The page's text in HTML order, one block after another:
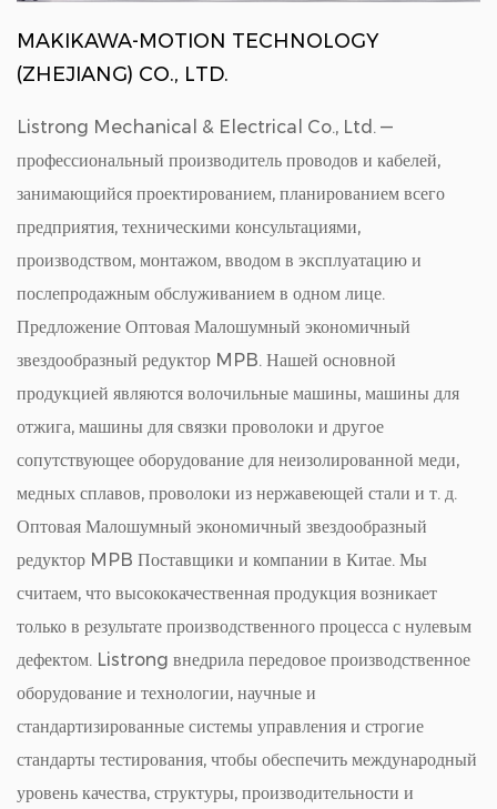
MAKIKAWA-MOTION TECHNOLOGY
(ZHEJIANG) CO., LTD.
Listrong Mechanical & Electrical Co., Ltd. —
профессиональный производитель проводов и кабелей,
занимающийся проектированием, планированием всего
предприятия, техническими консультациями,
производством, монтажом, вводом в эксплуатацию и
послепродажным обслуживанием в одном лице.
Предложение Оптовая Малошумный экономичный
звездообразный редуктор MPB. Нашей основной
продукцией являются волочильные машины, машины для
отжига, машины для связки проволоки и другое
сопутствующее оборудование для неизолированной меди,
медных сплавов, проволоки из нержавеющей стали и т. д.
Оптовая Малошумный экономичный звездообразный
редуктор MPB Поставщики и компании в Китае. Мы
считаем, что высококачественная продукция возникает
только в результате производственного процесса с нулевым
дефектом. Listrong внедрила передовое производственное
оборудование и технологии, научные и
стандартизированные системы управления и строгие
стандарты тестирования, чтобы обеспечить международный
уровень качества, структуры, производительности и